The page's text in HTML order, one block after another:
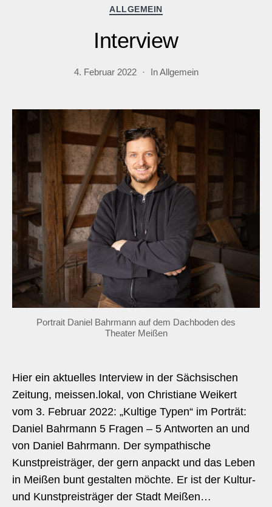
Kategorien
ALLGEMEIN
Interview
4. Februar 2022 InAllgemein
Portrait Daniel Bahrmann auf dem Dachboden des
Theater Meißen
Hier ein aktuelles Interview in der Sächsischen
Zeitung, meissen.lokal, von Christiane Weikert
vom 3. Februar 2022: „Kultige Typen“ im Porträt:
Daniel Bahrmann 5 Fragen – 5 Antworten an und
von Daniel Bahrmann. Der sympathische
Kunstpreisträger, der gern anpackt und das Leben
in Meißen bunt gestalten möchte. Er ist der Kultur-
und Kunstpreisträger der Stadt Meißen…